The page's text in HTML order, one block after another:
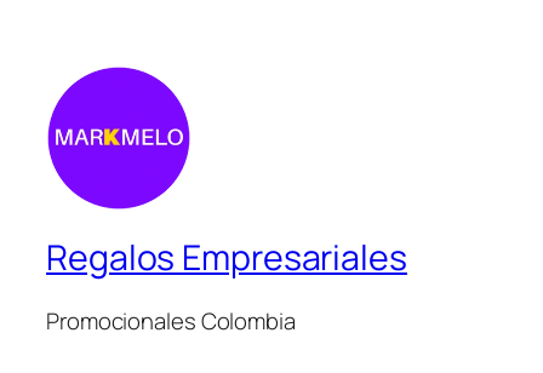
Regalos Empresariales
Promocionales Colombia